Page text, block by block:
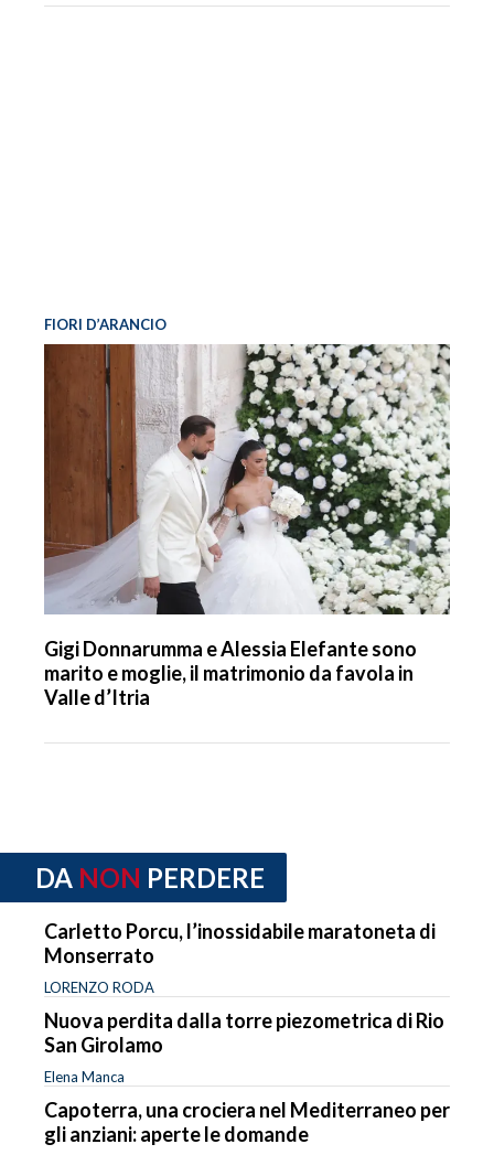
FIORI D’ARANCIO
Gigi Donnarumma e Alessia Elefante sono
marito e moglie, il matrimonio da favola in
Valle d’Itria
DA NON PERDERE
Carletto Porcu, l’inossidabile maratoneta di
Monserrato
LORENZO RODA
Nuova perdita dalla torre piezometrica di Rio
San Girolamo
Elena Manca
Capoterra, una crociera nel Mediterraneo per
gli anziani: aperte le domande